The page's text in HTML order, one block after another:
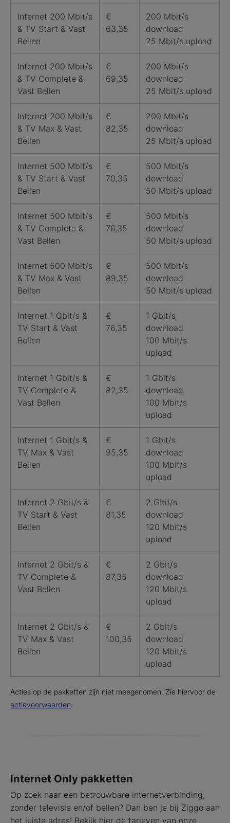
Internet 200 Mbit/s
& TV Start & Vast
Bellen
€
63,35
200 Mbit/s
download
25 Mbit/s upload
Internet 200 Mbit/s
& TV Complete &
Vast Bellen
€
69,35
200 Mbit/s
download
25 Mbit/s upload
Internet 200 Mbit/s
& TV Max & Vast
Bellen
€
82,35
200 Mbit/s
download
25 Mbit/s upload
Internet 500 Mbit/s
& TV Start & Vast
Bellen
€
70,35
500 Mbit/s
download
50 Mbit/s upload
Internet 500 Mbit/s
& TV Complete &
Vast Bellen
€
76,35
500 Mbit/s
download
50 Mbit/s upload
Internet 500 Mbit/s
& TV Max & Vast
Bellen
€
89,35
500 Mbit/s
download
50 Mbit/s upload
Internet 1 Gbit/s &
TV Start & Vast
Bellen
€
76,35
1 Gbit/s
download
100 Mbit/s
upload
Internet 1 Gbit/s &
TV Complete &
Vast Bellen
€
82,35
1 Gbit/s
download
100 Mbit/s
upload
Internet 1 Gbit/s &
TV Max & Vast
Bellen
€
95,35
1 Gbit/s
download
100 Mbit/s
upload
Internet 2 Gbit/s &
TV Start & Vast
Bellen
€
81,35
2 Gbit/s
download
120 Mbit/s
upload
Internet 2 Gbit/s &
TV Complete &
Vast Bellen
€
87,35
2 Gbit/s
download
120 Mbit/s
upload
Internet 2 Gbit/s &
TV Max & Vast
Bellen
€
100,35
2 Gbit/s
download
120 Mbit/s
upload
Acties op de pakketten zijn niet meegenomen. Zie hiervoor de
actievoorwaarden
Internet Only pakketten
Op zoek naar een betrouwbare internetverbinding,
zonder televisie en/of bellen? Dan ben je bij Ziggo aan
het juiste adres! Bekijk hier de tarieven van onze